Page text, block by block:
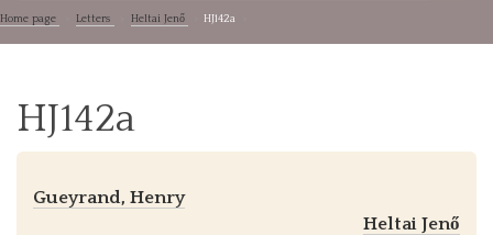
Home page Letters Heltai Jenő HJ142a
HJ142a
Gueyrand, Henry
Heltai Jenő